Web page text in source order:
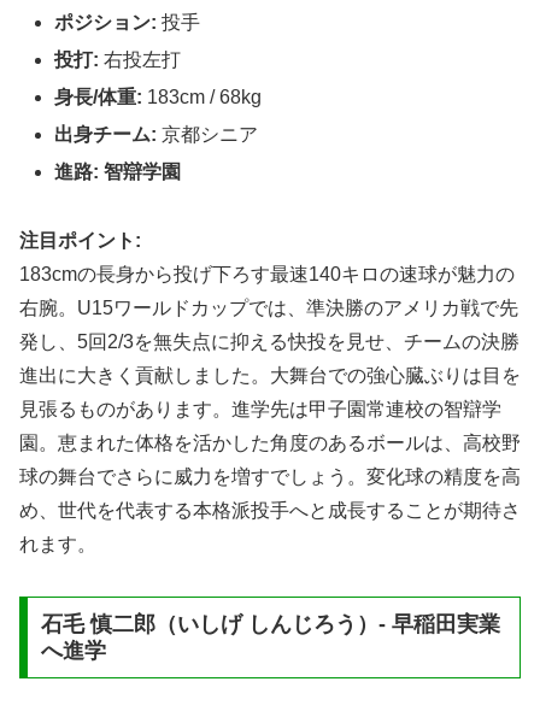
ポジション: 投手
投打: 右投左打
身長/体重: 183cm / 68kg
出身チーム: 京都シニア
進路: 智辯学園
注目ポイント:
183cmの長身から投げ下ろす最速140キロの速球が魅力の
右腕。U15ワールドカップでは、準決勝のアメリカ戦で先
発し、5回2/3を無失点に抑える快投を見せ、チームの決勝
進出に大きく貢献しました。大舞台での強心臓ぶりは目を
見張るものがあります。進学先は甲子園常連校の智辯学
園。恵まれた体格を活かした角度のあるボールは、高校野
球の舞台でさらに威力を増すでしょう。変化球の精度を高
め、世代を代表する本格派投手へと成長することが期待さ
れます。
石毛 慎二郎（いしげ しんじろう）- 早稲田実業
へ進学